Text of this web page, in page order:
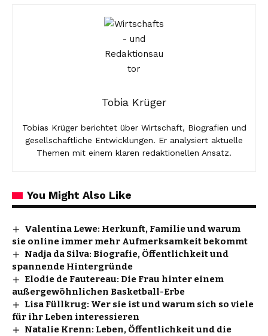
Tobia Krüger
Tobias Krüger berichtet über Wirtschaft, Biografien und
gesellschaftliche Entwicklungen. Er analysiert aktuelle
Themen mit einem klaren redaktionellen Ansatz.
You Might Also Like
Valentina Lewe: Herkunft, Familie und warum
sie online immer mehr Aufmerksamkeit bekommt
Nadja da Silva: Biografie, Öffentlichkeit und
spannende Hintergründe
Elodie de Fautereau: Die Frau hinter einem
außergewöhnlichen Basketball-Erbe
Lisa Füllkrug: Wer sie ist und warum sich so viele
für ihr Leben interessieren
Natalie Krenn: Leben, Öffentlichkeit und die